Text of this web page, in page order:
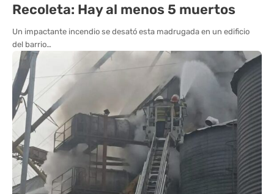
Recoleta: Hay al menos 5 muertos
Un impactante incendio se desató esta madrugada en un edificio
del barrio…